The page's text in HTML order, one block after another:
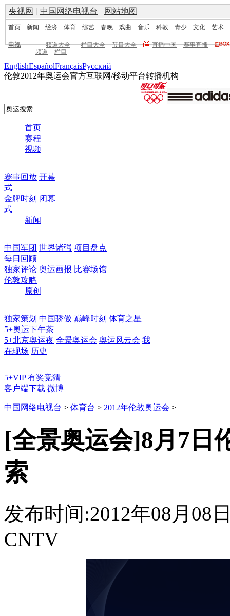
央视网 | 中国网络电视台 | 网站地图
首页 新闻 经济 体育 综艺 春晚 戏曲 音乐 科教 青少 文化 艺术
电视 频道大全 栏目大全 节目大全 直播中国
赛事直播
频道
栏目
EnglishEspañolFrançaisPусский
伦敦2012年奥运会官方互联网/移动平台转播机构
首页
赛程
视频
赛事回放 开幕
式
金牌时刻 闭幕
式
新闻
中国军团 世界诸强 项目盘点
每日回顾
独家评论 奥运画报 比赛场馆
伦敦攻略
原创
独家策划 中国骄傲 巅峰时刻 体育之星
5+奥运下午茶
5+北京奥运夜 全景奥运会 奥运风云会 我
在现场 历史
5+VIP 有奖竞猜
客户端下载 微博
中国网络电视台 > 体育台 > 2012年伦敦奥运会 >
[全景奥运会]8月7日
索
发布时间:2012年08月08
CNTV